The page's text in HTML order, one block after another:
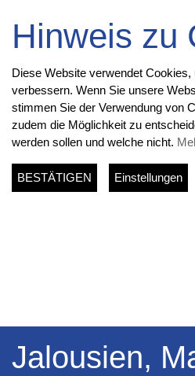
Hinweis zu
Diese Website verwendet
verbessern. Wenn Sie unsere
stimmen Sie der Verwendung von
zudem die Möglichkeit zu
werden sollen und welche nicht.
BESTÄTIGEN Einstellungen
Jalousien,